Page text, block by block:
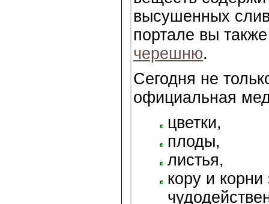
высушенных
портале вы
черешню.
Сегодня не
официальная
цветки,
плоды,
листья,
кору и корни